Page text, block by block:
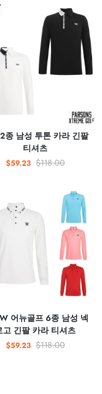
종 남성 투톤 카라 긴팔
티셔츠
$59.23 $118.00
어뉴골프 6종 남성 넥
고 긴팔 카라 티셔츠
$59.23 $118.00